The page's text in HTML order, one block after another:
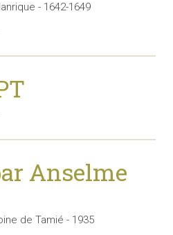
- 1642-1649
Anselme
de Tamié - 1935